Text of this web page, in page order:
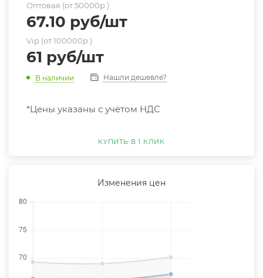
Оптовая (от 50000р.)
67.10 руб/шт
Vip (от 100000р.)
61 руб/шт
В наличии Нашли дешевле?
*Цены указаны с учётом НДС
КУПИТЬ В 1 КЛИК
Изменения цен